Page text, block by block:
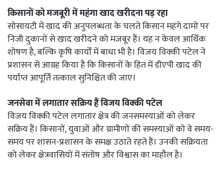
किसानों को मजबूरी में महंगा खाद खरीदना पड़ रहा
सोसायटी में खाद की अनुपलब्धता के चलते किसान महंगे दामों पर
निजी दुकानों से खाद खरीदने को मजबूर हैं। यह न केवल आर्थिक
शोषण है, बल्कि कृषि कार्यों में बाधा भी है। विजय विक्की पटेल ने
प्रशासन से आग्रह किया है कि किसानों के हित में डीएपी खाद की
पर्याप्त आपूर्ति तत्काल सुनिश्चित की जाए।
जनसेवा में लगातार सक्रिय हैं विजय विक्की पटेल
विजय विक्की पटेल लगातार क्षेत्र की जनसमस्याओं को लेकर
सक्रिय हैं। किसानों, युवाओं और ग्रामीणों की समस्याओं को वे समय-
समय पर शासन-प्रशासन के समक्ष उठाते रहते हैं। उनकी सक्रियता
को लेकर क्षेत्रवासियों में संतोष और विश्वास का माहौल है।